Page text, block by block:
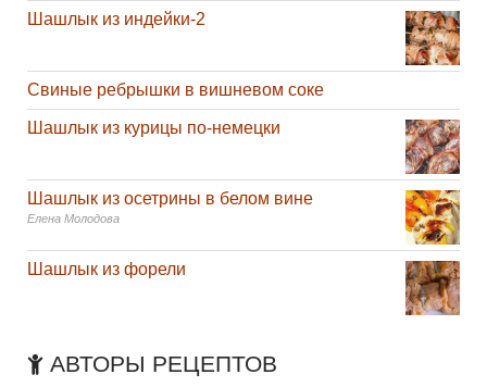
Шашлык из индейки-2
Свиные ребрышки в вишневом соке
Шашлык из курицы по-немецки
Шашлык из осетрины в белом вине
Елена Молодова
Шашлык из форели
АВТОРЫ РЕЦЕПТОВ